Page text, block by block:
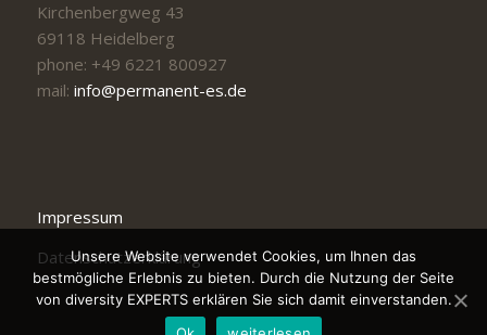
Kirchenbergweg 43
69118 Heidelberg
phone: +49 6221 800927
mail: info@permanent-es.de
Impressum
Datenschutzerklärung
Unsere Website verwendet Cookies, um Ihnen das
bestmögliche Erlebnis zu bieten. Durch die Nutzung der Seite
von diversity EXPERTS erklären Sie sich damit einverstanden.